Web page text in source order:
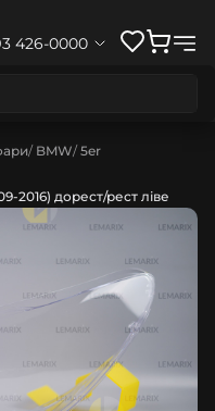
426-0000
BMW 5er
2016) дорест/рест ліве